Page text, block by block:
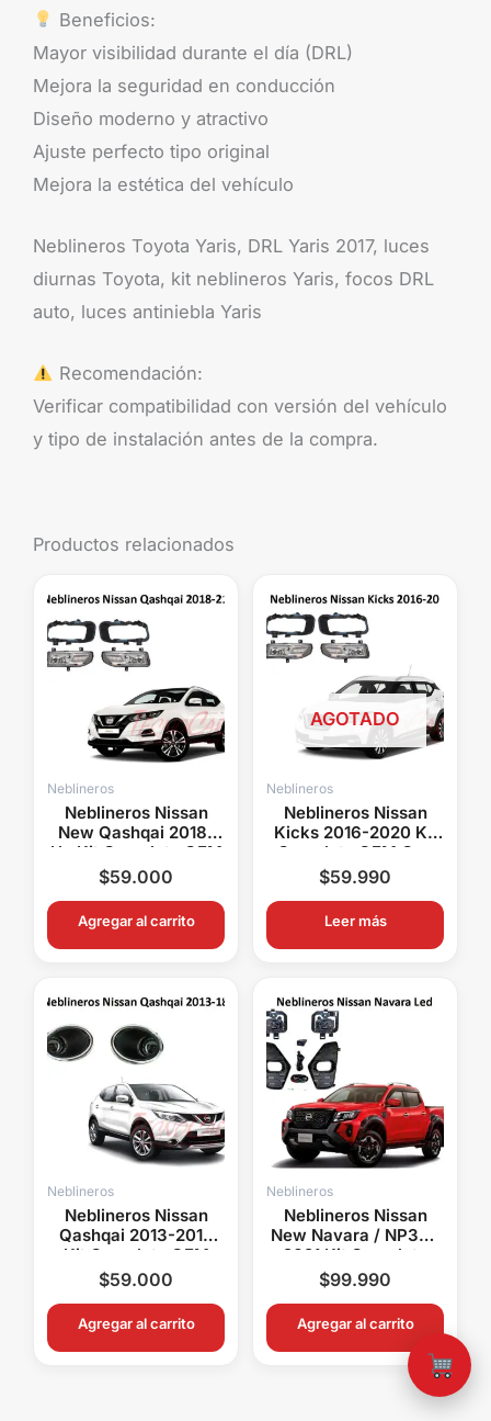
Beneficios:
Mayor visibilidad durante el día (DRL)
Mejora la seguridad en conducción
Diseño moderno y atractivo
Ajuste perfecto tipo original
Mejora la estética del vehículo
Neblineros Toyota Yaris, DRL Yaris 2017, luces
diurnas Toyota, kit neblineros Yaris, focos DRL
auto, luces antiniebla Yaris
Recomendación:
Verificar compatibilidad con versión del vehículo
y tipo de instalación antes de la compra.
Productos relacionados
Neblineros
Neblineros Nissan
New Qashqai 2018-
Up Kit Completo OEM
Con Switch y Relay
$59.000
Agregar al carrito
AGOTADO
Neblineros
Neblineros Nissan
Kicks 2016-2020 Kit
Completo OEM Con
Switch y Relay
$59.990
Leer más
Neblineros
Neblineros Nissan
Qashqai 2013-2018
Kit Completo OEM
Con Switch y Relay
$59.000
Agregar al carrito
Neblineros
Neblineros Nissan
New Navara / NP300
2021 Kit Completo
OEM Con Switch y
Relay
$99.990
Agregar al carrito